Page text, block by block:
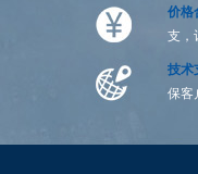
价格
支，
技术
保客